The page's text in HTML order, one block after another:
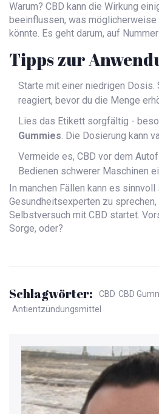
Warum? CBD kann die Wirkung
beeinflussen, was
könnte. Es geht darum, auf
Tipps zur
Starte mit einer niedrigen Dosis.
reagiert, bevor du die Menge
Lies das Etikett sorgfältig -
Gummies. Die Dosierung kann
Vermeide es, CBD vor dem
Bedienen schwerer Maschinen
In manchen Fällen kann es
Gesundheitsexperten zu
Selbstversuch mit CBD startet.
Sorge, oder?
Schlagwörter: CBD CBD
Antientzündungsmittel